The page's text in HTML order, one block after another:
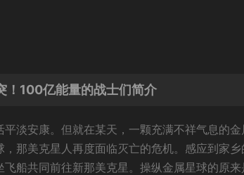
！100亿能量的战士们简介
淡安康。但就在某天，一颗充满不祥气息的金
那美克星人再度面临灭亡的危机。感应到家乡
船共同前往新那美克星。操纵金属星球的原来